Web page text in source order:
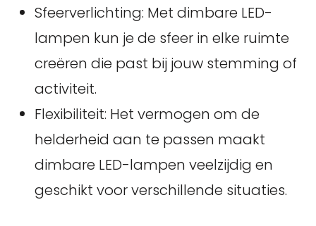
Sfeerverlichting: Met dimbare LED-
lampen kun je de sfeer in elke ruimte
creëren die past bij jouw stemming of
activiteit.
Flexibiliteit: Het vermogen om de
helderheid aan te passen maakt
dimbare LED-lampen veelzijdig en
geschikt voor verschillende situaties.